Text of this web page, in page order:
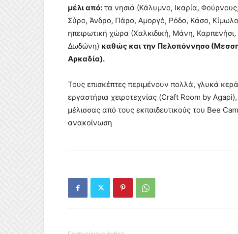
μέλι από: τα νησιά (Κάλυμνο, Ικαρία,
Σύρο, Άνδρο, Πάρο, Αμοργό, Ρόδο, Κάσο,
ηπειρωτική χώρα (Χαλκιδική, Μάνη, Καρπενήσι,
Δωδώνη) καθώς και την Πελοπόννησο
Αρκαδία).
Τους επισκέπτες περιμένουν πολλά, γλυκά
εργαστήρια χειροτεχνίας (Craft Room by
μέλισσας από τους εκπαιδευτικούς του Bee
ανακοίνωση